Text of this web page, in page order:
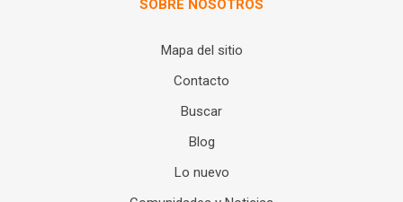
SOBRE NOSOTROS
Mapa del sitio
Contacto
Buscar
Blog
Lo nuevo